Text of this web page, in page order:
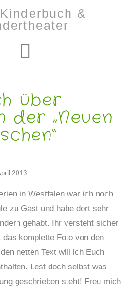
über
der „Neuen
2013
in Westfalen war ich noch
zu Gast und habe dort sehr
gehabt. Ihr versteht sicher
komplette Foto von den
netten Text will ich Euch
Lest doch selbst was
geschrieben steht! Freu mich